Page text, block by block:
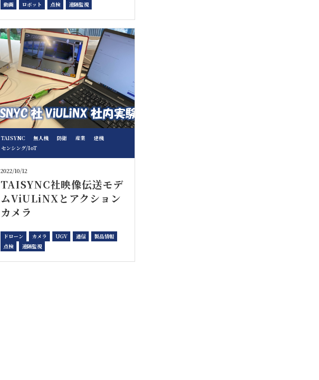
動画
ロボット 点検 遠隔監視
TAISYNC 無人機 防衛 産業
建機
センシング/IoT
2022/10/12
TAISYNC社映像伝送モデ
ムViULiNXとアクション
カメラ
ドローン カメラ UGV 通信
製品情報
点検
遠隔監視